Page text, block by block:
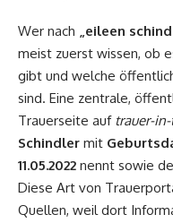
Wer nach „eileen
meist zuerst wissen, ob
gibt und welche
sind. Eine zentrale,
Trauerseite auf trauer-
Schindler mit
11.05.2022 nennt sowie
Diese Art von
Quellen, weil dort